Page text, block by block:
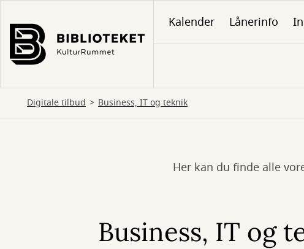
hovedindhold
Kalender Lånerinfo
Digitale tilbud Business, IT og teknik
Her kan du finde alle
Business, IT og